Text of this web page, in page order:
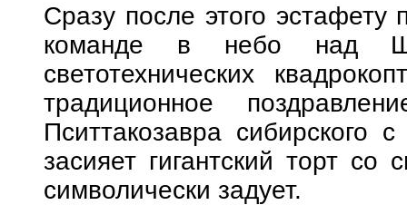
Сразу после этого
команде в небо над
светотехнических
традиционное
Пситтакозавра сибирского
засияет гигантский торт
символически задует.